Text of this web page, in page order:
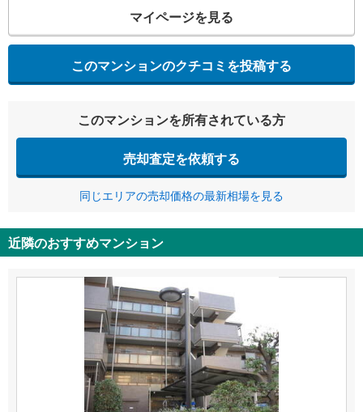
マイページを見る
このマンションのクチコミを投稿する
このマンションを所有されている方
売却査定を依頼する
同じエリアの売却価格の最新相場を見る
近隣のおすすめマンション